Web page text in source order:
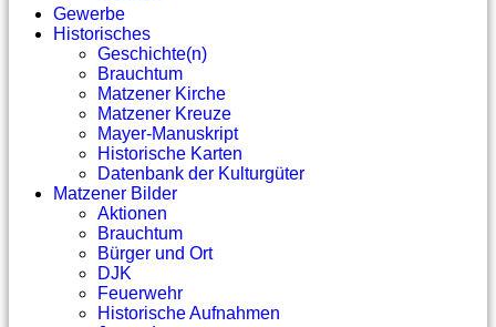
Gewerbe
Historisches
Geschichte(n)
Brauchtum
Matzener Kirche
Matzener Kreuze
Mayer-Manuskript
Historische Karten
Datenbank der Kulturgüter
Matzener Bilder
Aktionen
Brauchtum
Bürger und Ort
DJK
Feuerwehr
Historische Aufnahmen